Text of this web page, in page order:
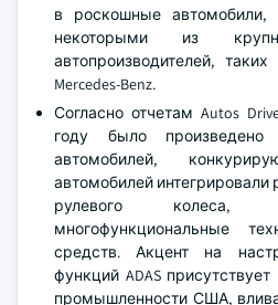
в роскошные автомобили,
некоторыми из
автопроизводителей,
Mercedes-Benz.
Согласно отчетам Autos
году было
автомобилей,
автомобилей
рулевого колеса,
многофункциональные
средств. Акцент на
функций ADAS
промышленности США,